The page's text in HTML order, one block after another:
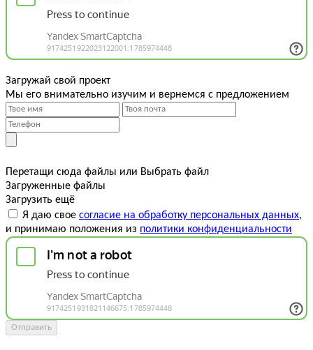
Загружай свой проект
Мы его внимательно изучим и вернемся с предложением
Перетащи сюда файлы или Выбрать файл
Загруженные файлы
Загрузить ещё
Я даю свое согласие на обработку персональных данных,
и принимаю положения из политики конфиденциальности
Отправить